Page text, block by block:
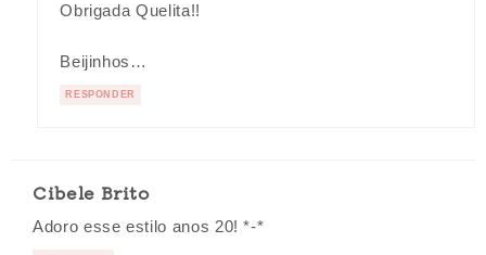
Obrigada Quelita!!
Beijinhos…
RESPONDER
Cibele Brito
Adoro esse estilo anos 20! *-*